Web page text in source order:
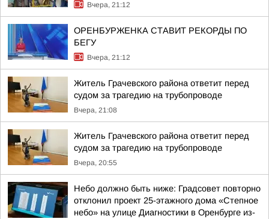
Вчера, 21:12
ОРЕНБУРЖЕНКА СТАВИТ РЕКОРДЫ ПО
БЕГУ
Вчера, 21:12
Житель Грачевского района ответит перед
судом за трагедию на трубопроводе
Вчера, 21:08
Житель Грачевского района ответит перед
судом за трагедию на трубопроводе
Вчера, 20:55
Небо должно быть ниже: Градсовет повторно
отклонил проект 25-этажного дома «Степное
небо» на улице Диагностики в Оренбурге из-